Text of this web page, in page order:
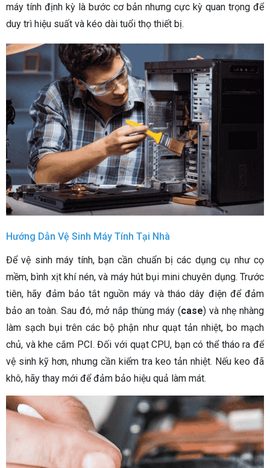
máy tính định kỳ là bước cơ bản nhưng cực kỳ quan trọng để
duy trì hiệu suất và kéo dài tuổi thọ thiết bị.
Hướng Dẫn Vệ Sinh Máy Tính Tại Nhà
Để vệ sinh máy tính, bạn cần chuẩn bị các dụng cụ như cọ
mềm, bình xịt khí nén, và máy hút bụi mini chuyên dụng. Trước
tiên, hãy đảm bảo tắt nguồn máy và tháo dây điện để đảm
bảo an toàn. Sau đó, mở nắp thùng máy (case) và nhẹ nhàng
làm sạch bụi trên các bộ phận như quạt tản nhiệt, bo mạch
chủ, và khe cắm PCI. Đối với quạt CPU, bạn có thể tháo ra để
vệ sinh kỹ hơn, nhưng cần kiểm tra keo tản nhiệt. Nếu keo đã
khô, hãy thay mới để đảm bảo hiệu quả làm mát.